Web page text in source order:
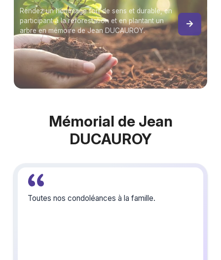
Rendez un hommage fort de sens et durable, en
participant à la reforestation et en plantant un
arbre en mémoire de Jean DUCAUROY.
Mémorial de Jean
DUCAUROY
Toutes nos condoléances à la famille.